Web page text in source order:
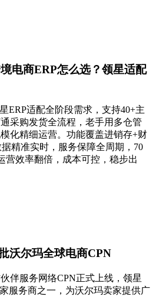
电商ERP怎么选？领星适配
ERP适配全阶段需求，支持40+主
采购发货全流程，老手用多仓管
化精细运营。功能覆盖进销存+财
精准实时，服务保障全周期，70
营效率翻倍，成本可控，稳步出
沃尔玛全球电商CPN
伴服务网络CPN正式上线，领星
服务商之一，为沃尔玛卖家提供广